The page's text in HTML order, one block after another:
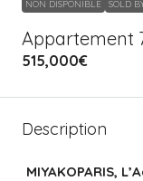
NON DISPONIBLE SOLD
Appartement
515,000€
Description
MIYAKOPARIS,